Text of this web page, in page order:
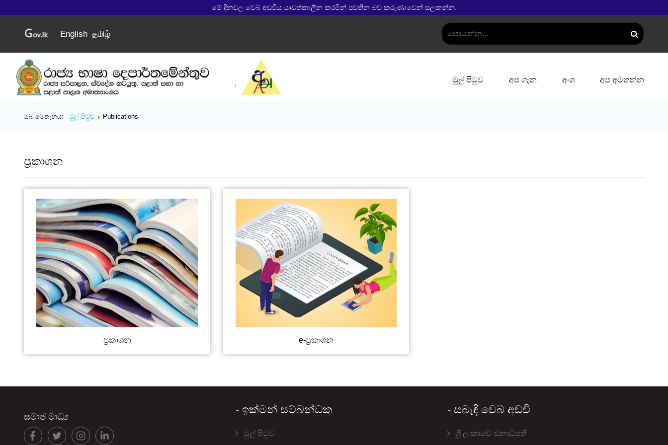
මේ දිනවල වෙබ් අඩවිය යාවත්කාලීන කරමින් පවතින බව කරුණාවෙන් සලකන්න.
English தமிழ்
මුල් පිටුව අප ගැන අංශ අප අමතන්න
ඔබ මෙතැනය: මුල් පිටුව Publications
ප්‍රකාශන
ප්‍රකාශන e-ප්‍රකාශන
සමාජ මාධ්‍ය
- ඉක්මන් සම්බන්ධක
මුල් පිටුව
- සබැඳි වෙබ් අඩවි
ශ්‍රී ලංකාවේ ජනාධිපති